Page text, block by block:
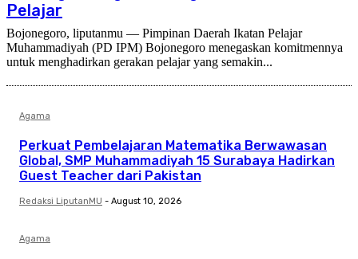
Pelajar
Bojonegoro, liputanmu — Pimpinan Daerah Ikatan Pelajar
Muhammadiyah (PD IPM) Bojonegoro menegaskan komitmennya
untuk menghadirkan gerakan pelajar yang semakin...
Agama
Perkuat Pembelajaran Matematika Berwawasan
Global, SMP Muhammadiyah 15 Surabaya Hadirkan
Guest Teacher dari Pakistan
Redaksi LiputanMU - August 10, 2026
Agama